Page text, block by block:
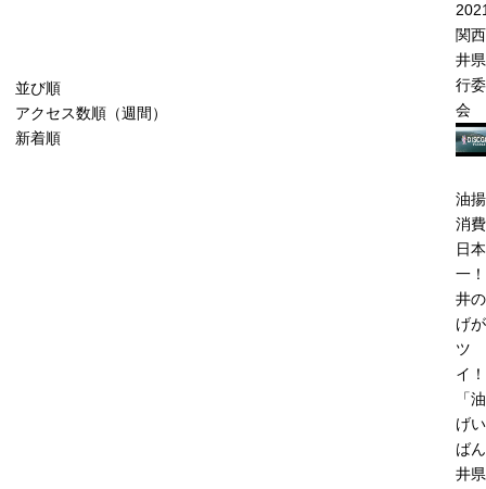
並び順
アクセス数順（週間）
新着順
関
井
行
会
油
消
日本
一
井
げ
ツ
イ
「
げ
ば
井